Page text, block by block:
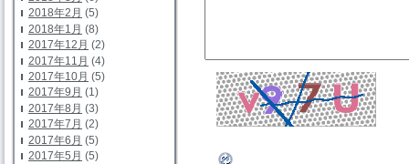
2018年2月 (5)
2018年1月 (8)
2017年12月 (2)
2017年11月 (4)
2017年10月 (5)
2017年9月 (1)
2017年8月 (3)
2017年7月 (2)
2017年6月 (5)
2017年5月 (5)